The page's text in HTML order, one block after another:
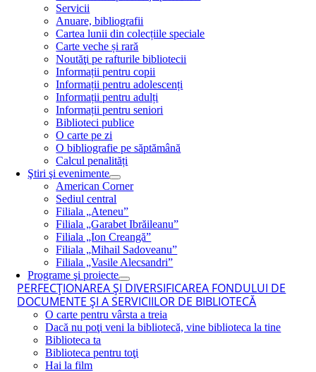
Servicii
Anuare, bibliografii
Cartea lunii din colecțiile speciale
Carte veche și rară
Noutăţi pe rafturile bibliotecii
Informații pentru copii
Informații pentru adolescenți
Informații pentru adulți
Informații pentru seniori
Biblioteci publice
O carte pe zi
O bibliografie pe săptămână
Calcul penalități
Ştiri şi evenimente
American Corner
Sediul central
Filiala „Ateneu”
Filiala „Garabet Ibrăileanu”
Filiala „Ion Creangă”
Filiala „Mihail Sadoveanu”
Filiala „Vasile Alecsandri”
Programe şi proiecte
PERFECŢIONAREA ŞI DIVERSIFICAREA FONDULUI DE
DOCUMENTE ŞI A SERVICIILOR DE BIBLIOTECĂ
O carte pentru vârsta a treia
Dacă nu poţi veni la bibliotecă, vine biblioteca la tine
Biblioteca ta
Biblioteca pentru toţi
Hai la film